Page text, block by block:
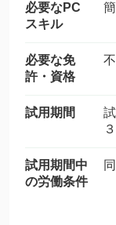
必要なPC
スキル
必要な免
許・資格
試用期間
試用期間中
の労働条件